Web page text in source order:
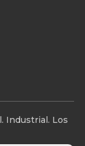
Industrial. Los